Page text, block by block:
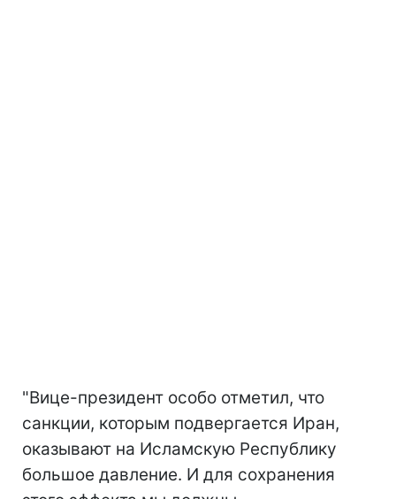
"Вице-президент особо отметил, что
санкции, которым подвергается Иран,
оказывают на Исламскую Республику
большое давление. И для сохранения